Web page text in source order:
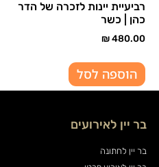
רביעיית יינות לזכרה של הדר
כהן | כשר
₪480.00
הוספה לסל
בר יין לאירועים
בר יין לחתונה